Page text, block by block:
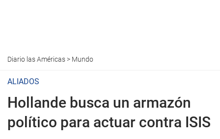
Diario las Américas> Mundo
ALIADOS
Hollande busca un armazón
político para actuar contra ISIS